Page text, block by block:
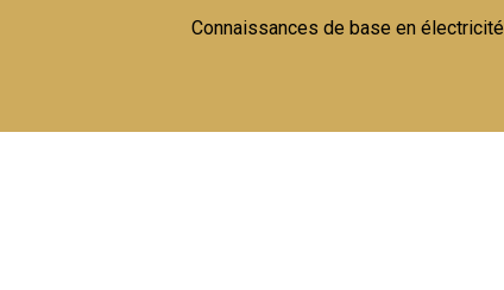
Connaissances de base en électricité